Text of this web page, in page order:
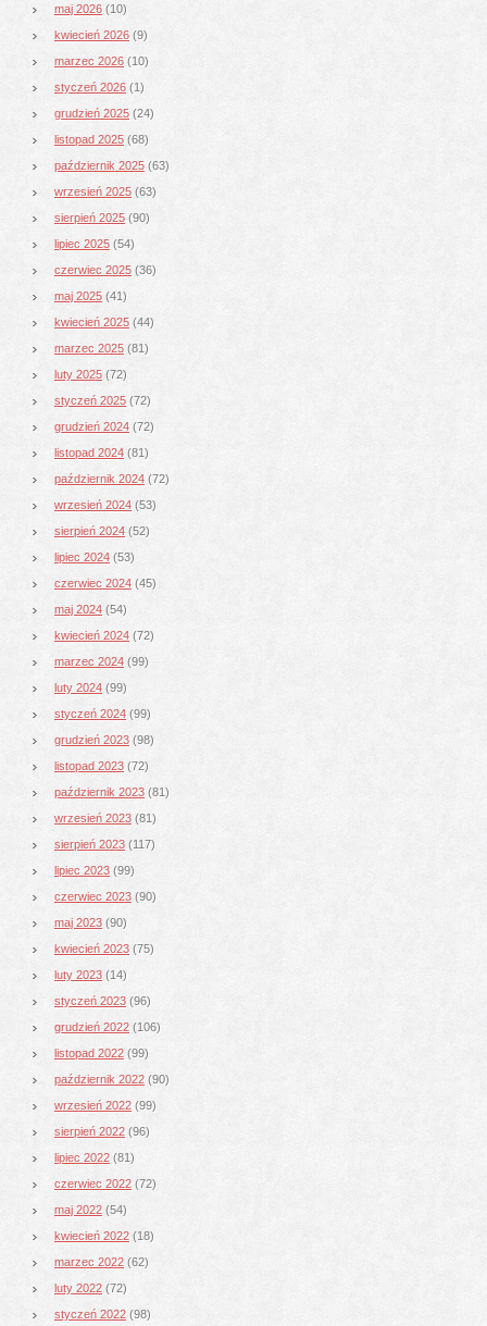
maj 2026 (10)
kwiecień 2026 (9)
marzec 2026 (10)
styczeń 2026 (1)
grudzień 2025 (24)
listopad 2025 (68)
październik 2025 (63)
wrzesień 2025 (63)
sierpień 2025 (90)
lipiec 2025 (54)
czerwiec 2025 (36)
maj 2025 (41)
kwiecień 2025 (44)
marzec 2025 (81)
luty 2025 (72)
styczeń 2025 (72)
grudzień 2024 (72)
listopad 2024 (81)
październik 2024 (72)
wrzesień 2024 (53)
sierpień 2024 (52)
lipiec 2024 (53)
czerwiec 2024 (45)
maj 2024 (54)
kwiecień 2024 (72)
marzec 2024 (99)
luty 2024 (99)
styczeń 2024 (99)
grudzień 2023 (98)
listopad 2023 (72)
październik 2023 (81)
wrzesień 2023 (81)
sierpień 2023 (117)
lipiec 2023 (99)
czerwiec 2023 (90)
maj 2023 (90)
kwiecień 2023 (75)
luty 2023 (14)
styczeń 2023 (96)
grudzień 2022 (106)
listopad 2022 (99)
październik 2022 (90)
wrzesień 2022 (99)
sierpień 2022 (96)
lipiec 2022 (81)
czerwiec 2022 (72)
maj 2022 (54)
kwiecień 2022 (18)
marzec 2022 (62)
luty 2022 (72)
styczeń 2022 (98)